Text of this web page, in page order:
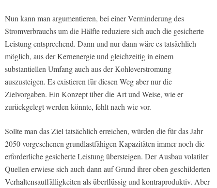
Nun kann man argumentieren, bei einer Verminderung des
Stromverbrauchs um die Hälfte reduziere sich auch die gesicherte
Leistung entsprechend. Dann und nur dann wäre es tatsächlich
möglich, aus der Kernenergie und gleichzeitig in einem
substantiellen Umfang auch aus der Kohleverstromung
auszusteigen. Es existieren für diesen Weg aber nur die
Zielvorgaben. Ein Konzept über die Art und Weise, wie er
zurückgelegt werden könnte, fehlt nach wie vor.
Sollte man das Ziel tatsächlich erreichen, würden die für das Jahr
2050 vorgesehenen grundlastfähigen Kapazitäten immer noch die
erforderliche gesicherte Leistung übersteigen. Der Ausbau volatiler
Quellen erwiese sich auch dann auf Grund ihrer oben geschilderten
Verhaltensauffälligkeiten als überflüssig und kontraproduktiv. Aber